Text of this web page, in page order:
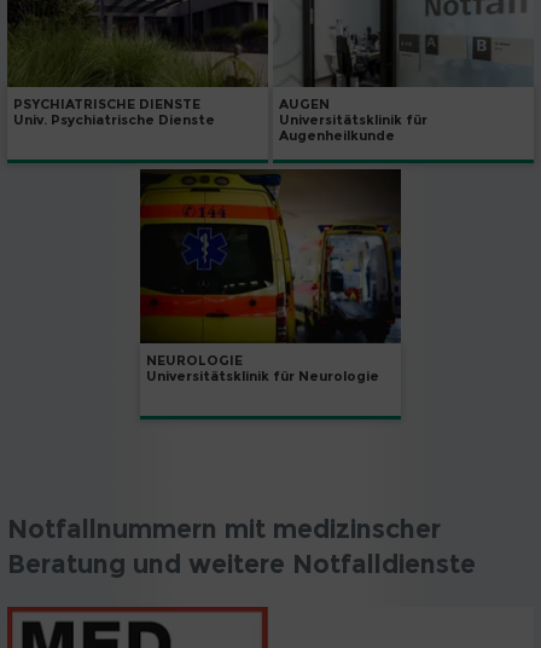
PSYCHIATRISCHE DIENSTE
Univ. Psychiatrische Dienste
AUGEN
Universitätsklinik für
Augenheilkunde
NEUROLOGIE
Universitätsklinik für Neurologie
Notfallnummern mit medizinscher
Beratung und weitere Notfalldienste